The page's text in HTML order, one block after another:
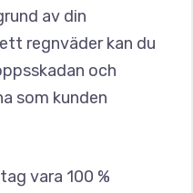
av din
regnväder kan du
och
som kunden
vara 100 %